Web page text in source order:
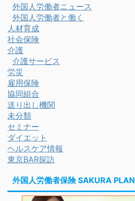
外国人労働者ニュース
外国人労働者と働く
人材育成
社会保険
介護
介護サービス
労災
雇用保険
協同組合
送り出し機関
未分類
セミナー
ダイエット
ヘルスケア情報
東京BAR探訪
外国人労働者保険 SAKURA PLAN